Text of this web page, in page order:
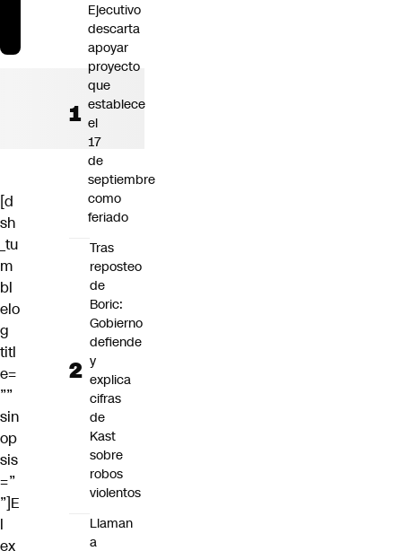
[d
sh
_tu
m
bl
elo
g
titl
e=
””
sin
op
sis
=”
”]E
l
ex
Ejecutivo
descarta
apoyar
proyecto
que
establece
el
17
de
septiembre
como
feriado
Tras
reposteo
de
Boric:
Gobierno
defiende
y
explica
cifras
de
Kast
sobre
robos
violentos
Llaman
a